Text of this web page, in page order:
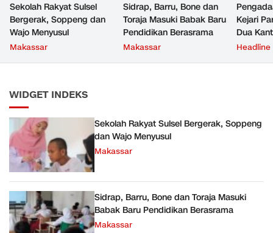
Sekolah Rakyat Sulsel
Bergerak, Soppeng dan
Wajo Menyusul
Makassar
Sidrap, Barru, Bone dan
Toraja Masuki Babak Baru
Pendidikan Berasrama
Makassar
Kejari
Dua
Satu
Headline
WIDGET INDEKS
Sekolah Rakyat Sulsel Bergerak, Soppeng
dan Wajo Menyusul
Makassar
Sidrap, Barru, Bone dan Toraja Masuki
Babak Baru Pendidikan Berasrama
Makassar